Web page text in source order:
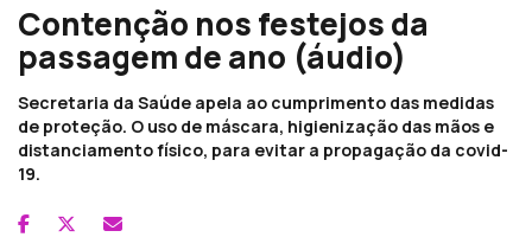
Contenção nos festejos da
passagem de ano (áudio)
Secretaria da Saúde apela ao cumprimento das medidas
de proteção. O uso de máscara, higienização das mãos e
distanciamento físico, para evitar a propagação da covid-
19.